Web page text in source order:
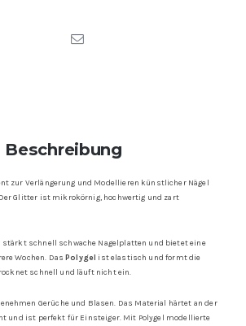
Beschreibung
zur Verlängerung und Modellieren künstlicher Nägel
Glitter ist mikrokörnig, hochwertig und zart
stärkt schnell schwache Nagelplatten und bietet eine
Wochen. DasPolygel ist elastisch und formt die
schnell und läuft nicht ein.
Gerüche und Blasen. Das Material härtet an der
und ist perfekt für Einsteiger. Mit Polygel modellierte